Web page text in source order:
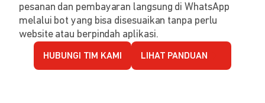
pesanan dan pembayaran langsung di WhatsApp
melalui bot yang bisa disesuaikan tanpa perlu
website atau berpindah aplikasi.
HUBUNGI TIM KAMI LIHAT PANDUAN